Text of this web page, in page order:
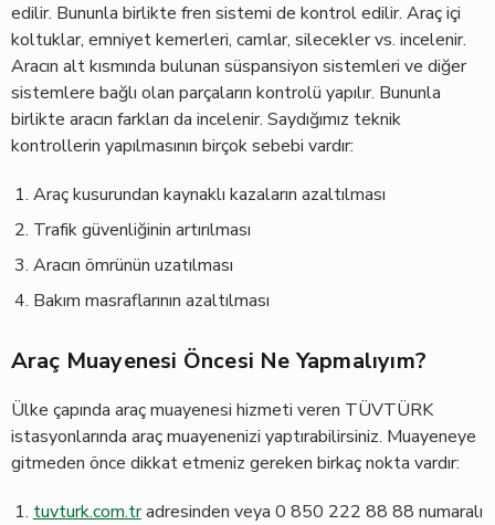
edilir. Bununla birlikte fren sistemi de kontrol edilir. Araç içi
koltuklar, emniyet kemerleri, camlar, silecekler vs. incelenir.
Aracın alt kısmında bulunan süspansiyon sistemleri ve diğer
sistemlere bağlı olan parçaların kontrolü yapılır. Bununla
birlikte aracın farkları da incelenir. Saydığımız teknik
kontrollerin yapılmasının birçok sebebi vardır:
Araç kusurundan kaynaklı kazaların azaltılması
Trafik güvenliğinin artırılması
Aracın ömrünün uzatılması
Bakım masraflarının azaltılması
Araç Muayenesi Öncesi Ne Yapmalıyım?
Ülke çapında araç muayenesi hizmeti veren TÜVTÜRK
istasyonlarında araç muayenenizi yaptırabilirsiniz. Muayeneye
gitmeden önce dikkat etmeniz gereken birkaç nokta vardır:
tuvturk.com.tradresinden veya 0 850 222 88 88 numaralı